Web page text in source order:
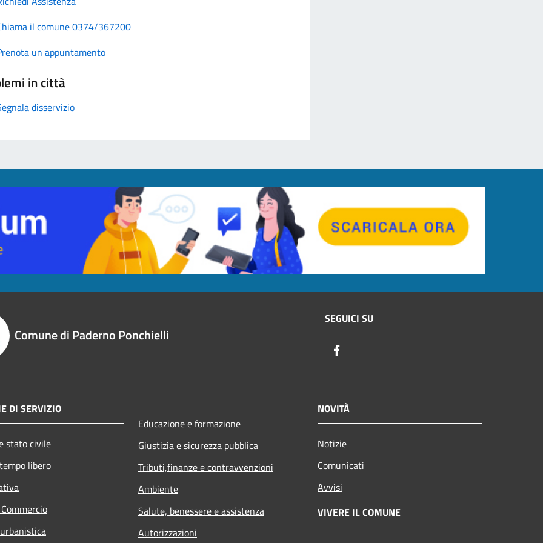
il comune 0374/367200
un appuntamento
in città
disservizio
Comune di Paderno Ponchielli
SEGUICI SU
DI SERVIZIO
stato civile
libero
Educazione e formazione
Giustizia e sicurezza pubblica
Tributi,finanze e contravvenzioni
Ambiente
Salute, benessere e assistenza
Autorizzazioni
NOVITÀ
Notizie
Comunicati
Avvisi
VIVERE IL COMUNE